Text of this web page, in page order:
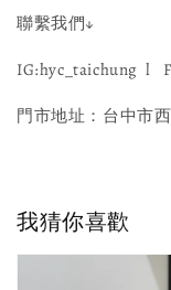
聯繫我們↓
IG:hyc_taichung l
門市地址：台中市
我猜你喜歡